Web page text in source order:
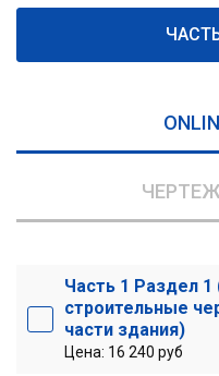
Часть 1 Раздел 1
строительные
части здания)
Цена: 16 240 руб